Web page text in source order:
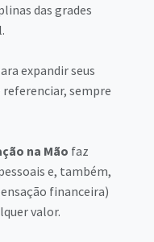
das grades
expandir seus
referenciar, sempre
na Mão faz
e, também,
financeira)
valor.